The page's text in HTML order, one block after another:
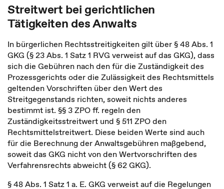
Streitwert bei gerichtlichen
Tätigkeiten des Anwalts
In bürgerlichen Rechtsstreitigkeiten gilt über § 48 Abs. 1
GKG (§ 23 Abs. 1 Satz 1 RVG verweist auf das GKG), dass
sich die Gebühren nach den für die Zuständigkeit des
Prozessgerichts oder die Zulässigkeit des Rechtsmittels
geltenden Vorschriften über den Wert des
Streitgegenstands richten, soweit nichts anderes
bestimmt ist. §§ 3 ZPO ff. regeln den
Zuständigkeitsstreitwert und § 511 ZPO den
Rechtsmittelstreitwert. Diese beiden Werte sind auch
für die Berechnung der Anwaltsgebühren maßgebend,
soweit das GKG nicht von den Wertvorschriften des
Verfahrensrechts abweicht (§ 62 GKG).
§ 48 Abs. 1 Satz 1 a. E. GKG verweist auf die Regelungen